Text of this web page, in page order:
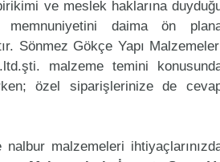
ve meslek haklarına
daima ön
Sönmez Gökçe Yapı
malzeme temini
özel siparişlerinize de
malzemeleri